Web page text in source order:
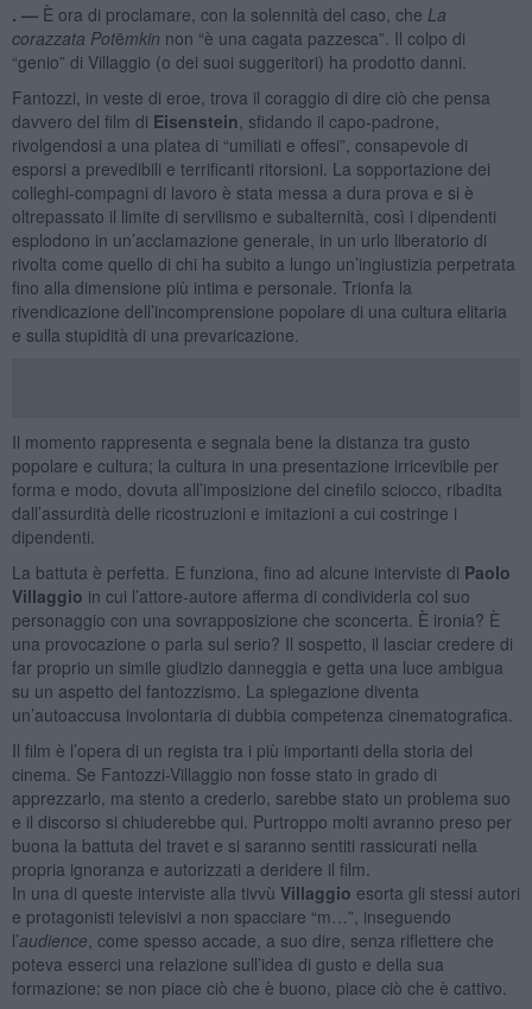
. — È ora di proclamare, con la solennità del caso, che La
corazzata Potëmkin non “è una cagata pazzesca”. Il colpo di
“genio” di Villaggio (o dei suoi suggeritori) ha prodotto danni.
Fantozzi, in veste di eroe, trova il coraggio di dire ciò che pensa
davvero del film di Eisenstein , sfidando il capo-padrone,
rivolgendosi a una platea di “umiliati e offesi”, consapevole di
esporsi a prevedibili e terrificanti ritorsioni. La sopportazione dei
colleghi-compagni di lavoro è stata messa a dura prova e si è
oltrepassato il limite di servilismo e subalternità, così i dipendenti
esplodono in un’acclamazione generale, in un urlo liberatorio di
rivolta come quello di chi ha subito a lungo un’ingiustizia perpetrata
fino alla dimensione più intima e personale. Trionfa la
rivendicazione dell’incomprensione popolare di una cultura elitaria
e sulla stupidità di una prevaricazione.
Il momento rappresenta e segnala bene la distanza tra gusto
popolare e cultura; la cultura in una presentazione irricevibile per
forma e modo, dovuta all’imposizione del cinefilo sciocco, ribadita
dall’assurdità delle ricostruzioni e imitazioni a cui costringe i
dipendenti.
La battuta è perfetta. E funziona, fino ad alcune interviste di Paolo
Villaggio in cui l’attore-autore afferma di condividerla col suo
personaggio con una sovrapposizione che sconcerta. È ironia? È
una provocazione o parla sul serio? Il sospetto, il lasciar credere di
far proprio un simile giudizio danneggia e getta una luce ambigua
su un aspetto del fantozzismo. La spiegazione diventa
un’autoaccusa involontaria di dubbia competenza cinematografica.
Il film è l’opera di un regista tra i più importanti della storia del
cinema. Se Fantozzi-Villaggio non fosse stato in grado di
apprezzarlo, ma stento a crederlo, sarebbe stato un problema suo
e il discorso si chiuderebbe qui. Purtroppo molti avranno preso per
buona la battuta del travet e si saranno sentiti rassicurati nella
propria ignoranza e autorizzati a deridere il film.
In una di queste interviste alla tivvù Villaggio esorta gli stessi autori
e protagonisti televisivi a non spacciare “m…”, inseguendo
l’audience , come spesso accade, a suo dire, senza riflettere che
poteva esserci una relazione sull’idea di gusto e della sua
formazione: se non piace ciò che è buono, piace ciò che è cattivo.